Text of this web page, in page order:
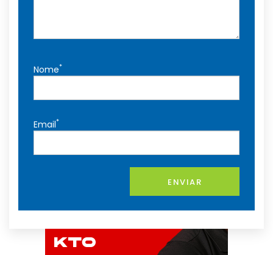
Nome*
Email*
ENVIAR